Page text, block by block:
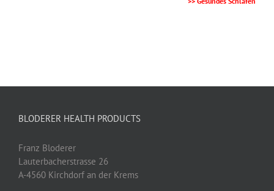
BLODERER HEALTH PRODUCTS
Franz Bloderer
Lauterbacherstrasse 26
A-4560 Kirchdorf an der Krems